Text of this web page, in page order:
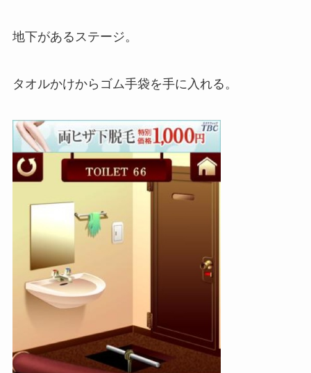
地下があるステージ。
タオルかけからゴム手袋を手に入れる。